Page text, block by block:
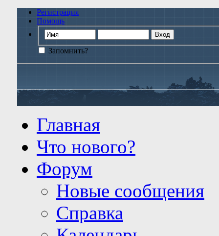
Регистрация
Помощь
Запомнить?
Главная
Что нового?
Форум
Новые сообщения
Справка